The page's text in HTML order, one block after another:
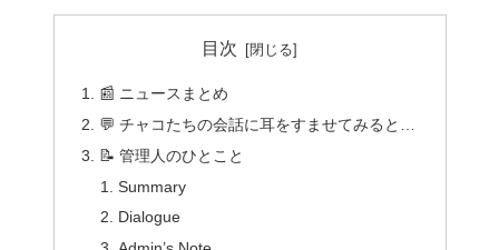
目次
📰 ニュースまとめ
💬 チャコたちの会話に耳をすませてみると…
📝 管理人のひとこと
Summary
Dialogue